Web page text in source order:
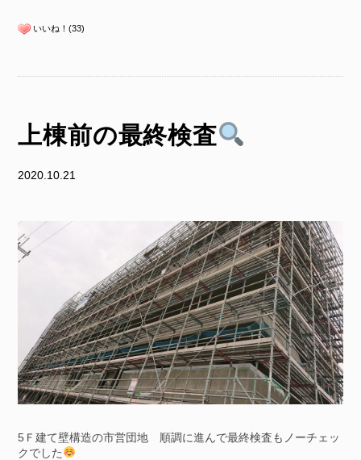
いいね！(33)
上棟前の最終検査
2020.10.21
5Ｆ建て壁構造の市営団地 順調に進んで最終検査もノーチェッ
クでした